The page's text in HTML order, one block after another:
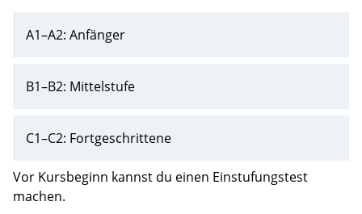
A1–A2: Anfänger
B1–B2: Mittelstufe
C1–C2: Fortgeschrittene
Vor Kursbeginn kannst du einen Einstufungstest
machen.